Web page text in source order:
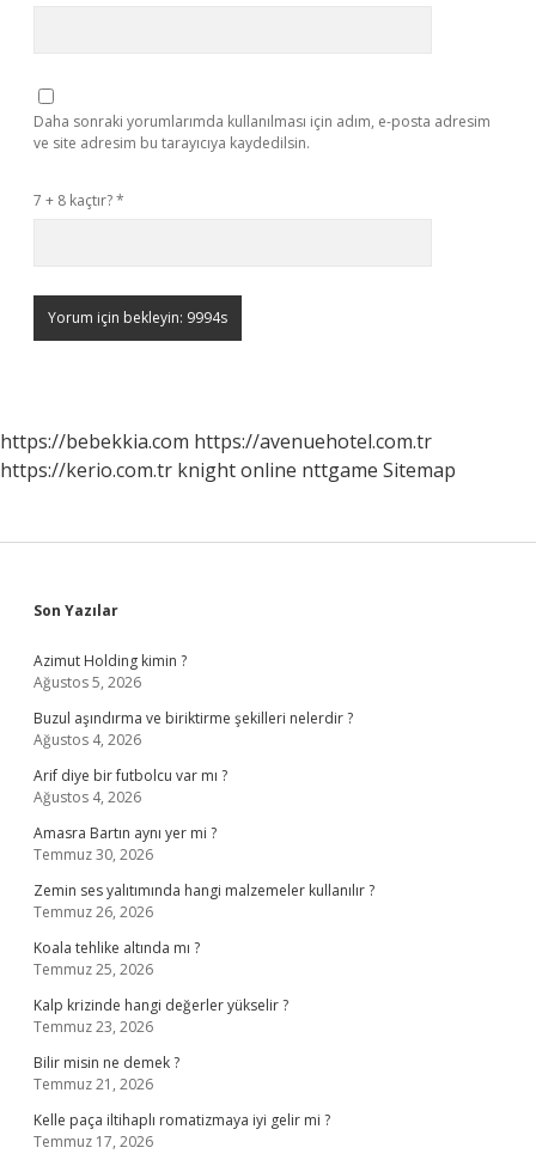
Daha sonraki yorumlarımda kullanılması için adım, e-posta adresim
ve site adresim bu tarayıcıya kaydedilsin.
7 + 8 kaçtır?*
https://bebekkia.com https://avenuehotel.com.tr
https://kerio.com.tr knight online nttgame Sitemap
Sidebar
Son Yazılar
Azimut Holding kimin ?
Ağustos 5, 2026
Buzul aşındırma ve biriktirme şekilleri nelerdir ?
Ağustos 4, 2026
Arif diye bir futbolcu var mı ?
Ağustos 4, 2026
Amasra Bartın aynı yer mi ?
Temmuz 30, 2026
Zemin ses yalıtımında hangi malzemeler kullanılır ?
Temmuz 26, 2026
Koala tehlike altında mı ?
Temmuz 25, 2026
Kalp krizinde hangi değerler yükselir ?
Temmuz 23, 2026
Bilir misin ne demek ?
Temmuz 21, 2026
Kelle paça iltihaplı romatizmaya iyi gelir mi ?
Temmuz 17, 2026